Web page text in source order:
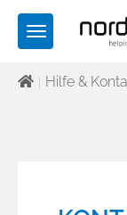
Toggle
navigation
Hilfe &